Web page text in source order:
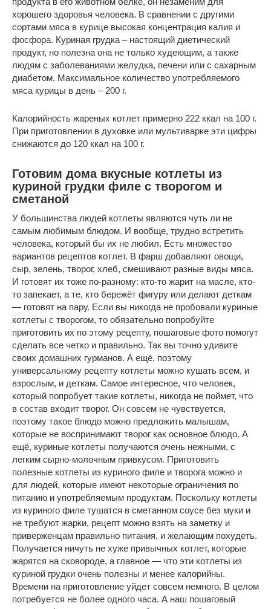
хорошего здоровья человека. В сравнении с другими
сортами мяса в курице высокая концентрация калия и
фосфора. Куриная грудка – настоящий диетический
продукт, но полезна она не только худеющим, а также
людям с заболеваниями желудка, печени или с сахарным
диабетом. Максимальное количество употребляемого
мяса курицы в день – 200 г.
Калорийность жареных котлет примерно 222 ккал на 100 г.
При приготовлении в духовке или мультиварке эти цифры
снижаются до 120 ккал на 100 г.
Готовим дома вкусные котлеты из
куриной грудки филе с творогом и
сметаной
У большинства людей котлеты являются чуть ли не
самым любимым блюдом. И вообще, трудно встретить
человека, который бы их не любил. Есть множество
вариантов рецептов котлет. В фарш добавляют овощи,
сыр, зелень, творог, хлеб, смешивают разные виды мяса.
И готовят их тоже по-разному: кто-то жарит на масле, кто-
то запекает, а те, кто бережёт фигуру или делают деткам
— готовят на пару. Если вы никогда не пробовали куриные
котлеты с творогом, то обязательно попробуйте
приготовить их по этому рецепту, пошаговые фото помогут
сделать все четко и правильно. Так вы точно удивите
своих домашних гурманов. А ещё, поэтому
универсальному рецепту котлеты можно кушать всем, и
взрослым, и деткам. Самое интересное, что человек,
который попробует такие котлеты, никогда не поймет, что
в состав входит творог. Он совсем не чувствуется,
поэтому такое блюдо можно предложить малышам,
которые не воспринимают творог как основное блюдо. А
ещё, куриные котлеты получаются очень нежными, с
легким сырно-молочным привкусом. Приготовить
полезные котлеты из куриного филе и творога можно и
для людей, которые имеют некоторые ограничения по
питанию и употребляемым продуктам. Поскольку котлеты
из куриного филе тушатся в сметанном соусе без муки и
не требуют жарки, рецепт можно взять на заметку и
приверженцам правильно питания, и желающим похудеть.
Получается ничуть не хуже привычных котлет, которые
жарятся на сковороде, а главное — что эти котлеты из
куриной грудки очень полезны и менее калорийны.
Времени на приготовление уйдет совсем немного. В целом
потребуется не более одного часа. А наш пошаговый